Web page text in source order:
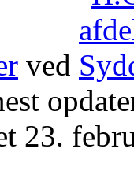
ved
23.